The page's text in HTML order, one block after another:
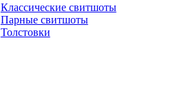
Классические свитшоты
Парные свитшоты
Толстовки